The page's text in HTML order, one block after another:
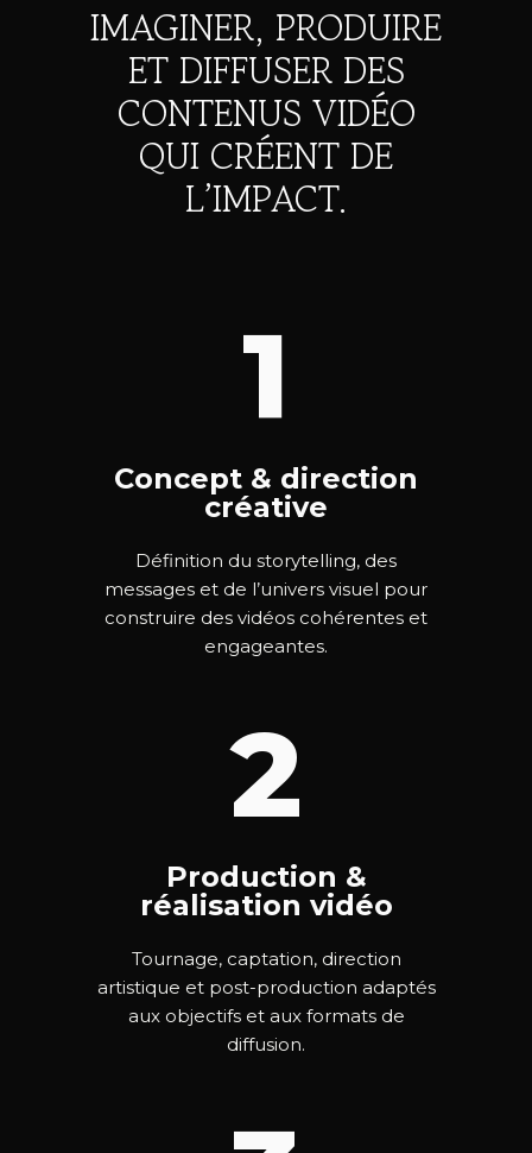
IMAGINER, PRODUIRE
ET DIFFUSER DES
CONTENUS VIDÉO
QUI CRÉENT DE
L’IMPACT.
1
Concept & direction
créative
Définition du storytelling, des
messages et de l’univers visuel pour
construire des vidéos cohérentes et
engageantes.
2
Production &
réalisation vidéo
Tournage, captation, direction
artistique et post-production adaptés
aux objectifs et aux formats de
diffusion.